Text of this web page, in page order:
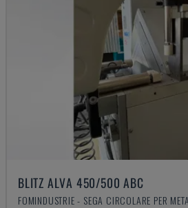
BLITZ ALVA 450/500 ABC
FOMINDUSTRIE - SEGA CIRCOLARE PER